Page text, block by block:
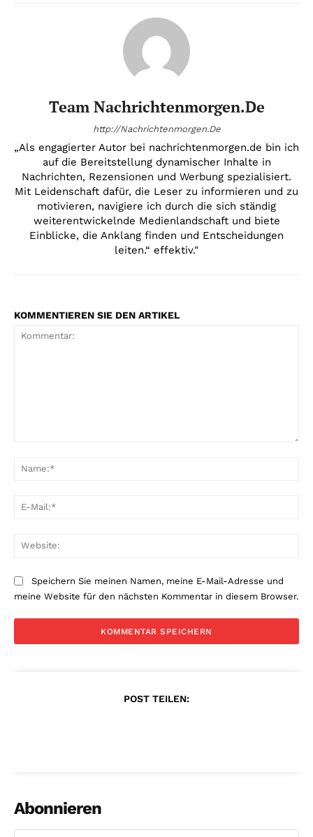
Team Nachrichtenmorgen.de
http://Nachrichtenmorgen.De
„Als engagierter Autor bei nachrichtenmorgen.de bin ich
auf die Bereitstellung dynamischer Inhalte in
Nachrichten, Rezensionen und Werbung spezialisiert.
Mit Leidenschaft dafür, die Leser zu informieren und zu
motivieren, navigiere ich durch die sich ständig
weiterentwickelnde Medienlandschaft und biete
Einblicke, die Anklang finden und Entscheidungen
leiten.“ effektiv."
KOMMENTIEREN SIE DEN ARTIKEL
Speichern Sie meinen Namen, meine E-Mail-Adresse und
meine Website für den nächsten Kommentar in diesem Browser.
POST TEILEN:
Abonnieren